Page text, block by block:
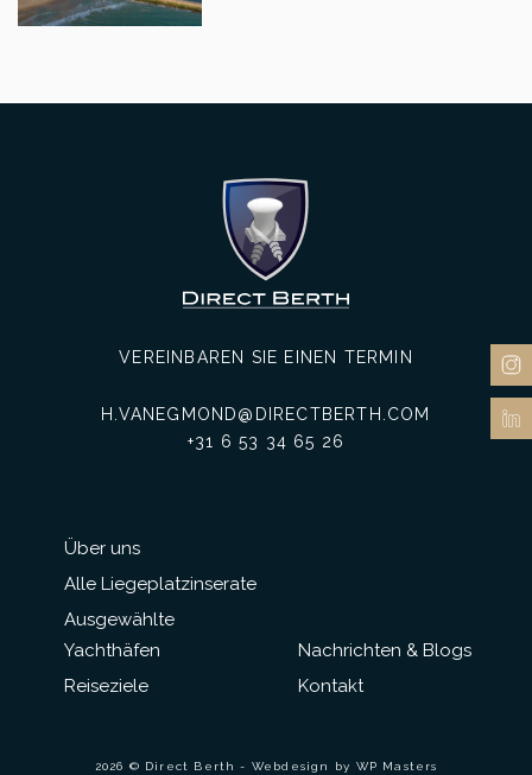
Über uns
Alle Liegeplatzinserate
Ausgewählte
Yachthäfen
Reiseziele
VEREINBAREN SIE EINEN TERMIN
H.VANEGMOND@DIRECTBERTH.COM
+31 6 53 34 65 26
Nachrichten & Blogs
Kontakt
2026 © Direct Berth - Webdesign by WP Masters